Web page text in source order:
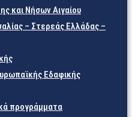
και Νήσων Αιγαίου
– Στερεάς Ελλάδας –
Εδαφικής
προγράμματα